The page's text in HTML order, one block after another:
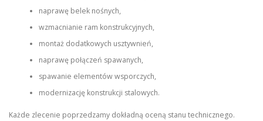
naprawę belek nośnych,
wzmacnianie ram konstrukcyjnych,
montaż dodatkowych usztywnień,
naprawę połączeń spawanych,
spawanie elementów wsporczych,
modernizację konstrukcji stalowych.
Każde zlecenie poprzedzamy dokładną oceną stanu technicznego.